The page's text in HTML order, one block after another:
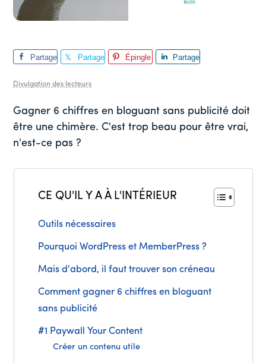
Partage
Partage
Épingle
Partage
Divulgation des lecteurs
Gagner 6 chiffres en bloguant sans publicité doit
être une chimère. C'est trop beau pour être vrai,
n'est-ce pas ?
CE QU'IL Y A À L'INTÉRIEUR
Outils nécessaires
Pourquoi WordPress et MemberPress ?
Mais d'abord, il faut trouver son créneau
Comment gagner 6 chiffres en bloguant
sans publicité
#1 Paywall Your Content
Créer un contenu utile